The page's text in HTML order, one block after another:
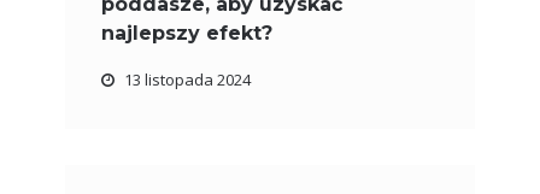
najlepszy efekt?
13 listopada 2024